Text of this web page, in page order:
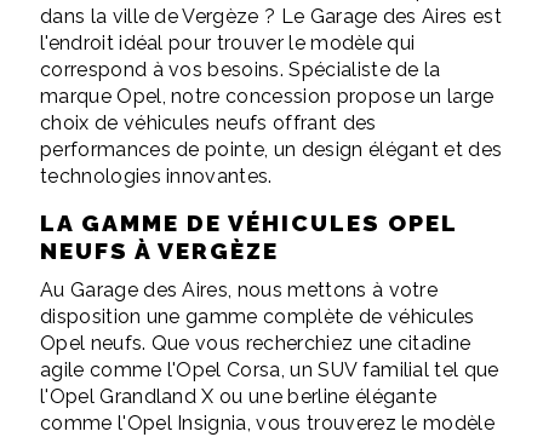
dans la ville de Vergèze ? Le Garage des Aires est
l'endroit idéal pour trouver le modèle qui
correspond à vos besoins. Spécialiste de la
marque Opel, notre concession propose un large
choix de véhicules neufs offrant des
performances de pointe, un design élégant et des
technologies innovantes.
LA GAMME DE VÉHICULES OPEL
NEUFS À VERGÈZE
Au Garage des Aires, nous mettons à votre
disposition une gamme complète de véhicules
Opel neufs. Que vous recherchiez une citadine
agile comme l'Opel Corsa, un SUV familial tel que
l'Opel Grandland X ou une berline élégante
comme l'Opel Insignia, vous trouverez le modèle